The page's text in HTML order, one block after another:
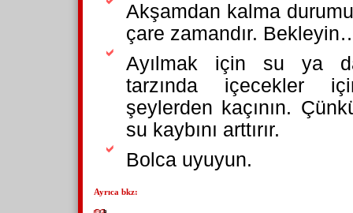
Akşamdan kalma
çare zamandır.
Ayılmak için su ya
tarzında içecekler
şeylerden kaçının.
su kaybını arttırır.
Bolca uyuyun.
Ayrıca bkz: